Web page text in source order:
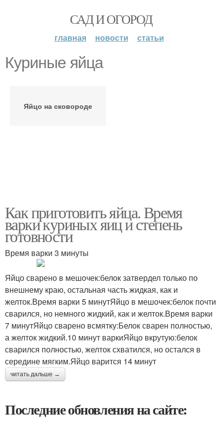
САД И ОГОРОД
главная новости статьи
Куриные яйца
Яйцо на сковороде
Как приготовить яйца. Время
варки куриных яиц и степень
готовности
Время варки 3 минуты
Яйцо сварено в мешочек:белок затвердел только по
внешнему краю, остальная часть жидкая, как и
желток.Время варки 5 минутЯйцо в мешочек:белок почти
сварился, но немного жидкий, как и желток.Время варки
7 минутЯйцо сварено всмятку:Белок сварен полностью,
а желток жидкий.10 минут варкиЯйцо вкрутую:белок
сварился полностью, желток схватился, но остался в
середине мягким.Яйцо варится 14 минут
читать дальше →
Последние обновления на сайте: